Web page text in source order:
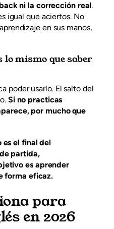
ni la corrección real.
igual que aciertos. No
en sus manos,
lo mismo que saber
poder usarlo. El salto del
Si no practicas
por mucho que
es el final del
partida,
es aprender
forma eficaz.
para
en 2026